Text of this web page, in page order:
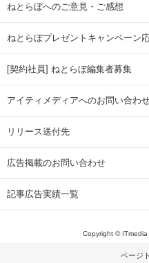
ねとらぼへのご意見・ご感想
ねとらぼプレゼントキャンペーン
[契約社員] ねとらぼ編集者募集
アイティメディアへのお問い合わ
リリース送付先
広告掲載のお問い合わせ
記事広告実績一覧
Copyright © ITmedia
ページ